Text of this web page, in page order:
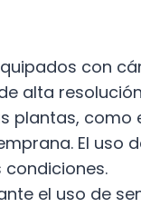
con
alta
plantas, como
El uso
el uso de